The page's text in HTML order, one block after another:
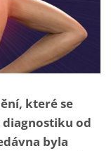
které se
od
byla